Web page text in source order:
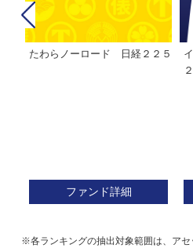
たわらノーロード 日経２２５
ファンド詳細
※各ランキングの抽出対象範囲は、ア